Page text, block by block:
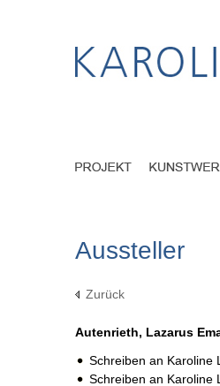
Aussteller
Zurück
Autenrieth, Lazarus
Schreiben an Karoline
Schreiben an Karoline